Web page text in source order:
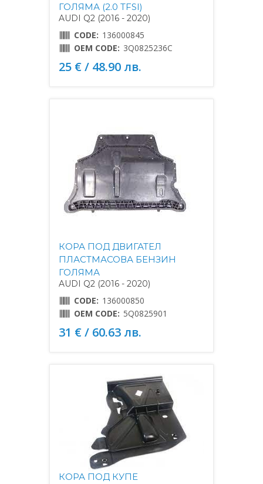
ГОЛЯМА (2.0 TFSI)
AUDI Q2 (2016 - 2020)
CODE: 136000845
OEM CODE: 3Q0825236C
25 € / 48.90 лв.
КОРА ПОД ДВИГАТЕЛ
ПЛАСТМАСОВА БЕНЗИН
ГОЛЯМА
AUDI Q2 (2016 - 2020)
CODE: 136000850
OEM CODE: 5Q0825901
31 € / 60.63 лв.
КОРА ПОД КУПЕ